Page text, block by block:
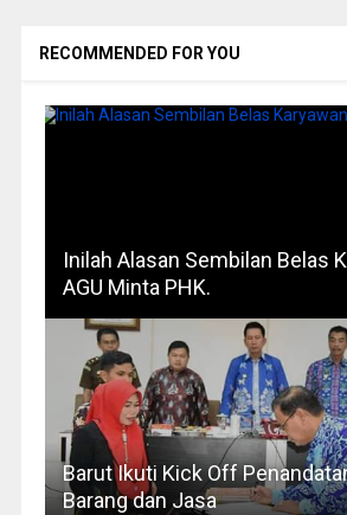
RECOMMENDED FOR YOU
Inilah Alasan Sembilan Belas
AGU Minta PHK.
Barut Ikuti Kick Off
Barang dan Jasa